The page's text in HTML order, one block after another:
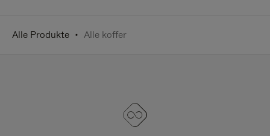
Alle Produkte Alle koffer